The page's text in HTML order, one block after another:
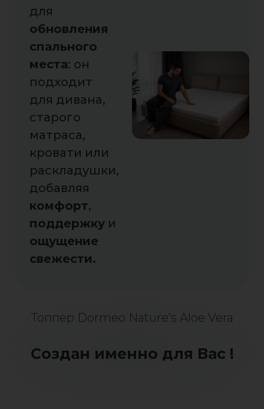
для
обновления
спального
места: он
подходит
для дивана,
старого
матраса,
кровати или
раскладушки,
добавляя
комфорт,
поддержку и
ощущение
свежести.
Топпер Dormeo Nature’s Aloe Vera
Создан именно для Вас !